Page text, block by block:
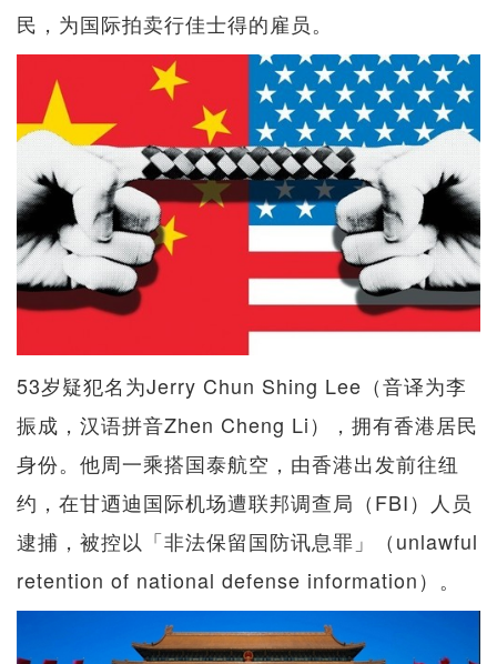
民，为国际拍卖行佳士得的雇员。
53岁疑犯名为Jerry Chun Shing Lee（音译为李
振成，汉语拼音Zhen Cheng Li），拥有香港居民
身份。他周一乘搭国泰航空，由香港出发前往纽
约，在甘迺迪国际机场遭联邦调查局（FBI）人员
逮捕，被控以「非法保留国防讯息罪」（unlawful
retention of national defense information）。